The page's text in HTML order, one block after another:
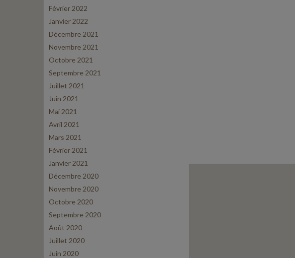
Février 2022
Janvier 2022
Décembre 2021
Novembre 2021
Octobre 2021
Septembre 2021
Juillet 2021
Juin 2021
Mai 2021
Avril 2021
Mars 2021
Février 2021
Janvier 2021
Décembre 2020
Novembre 2020
Octobre 2020
Septembre 2020
Août 2020
Juillet 2020
Juin 2020